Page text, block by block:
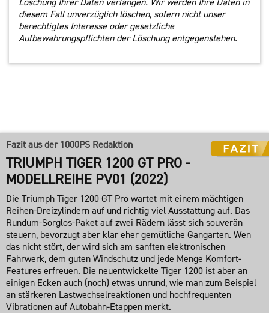
diesem Fall unverzüglich löschen, sofern nicht unser
berechtigtes Interesse oder gesetzliche
Aufbewahrungspflichten der Löschung entgegenstehen.
Fazit aus der 1000PS Redaktion
TRIUMPH TIGER 1200 GT PRO -
MODELLREIHE PV01 (2022)
Die Triumph Tiger 1200 GT Pro wartet mit einem mächtigen
Reihen-Dreizylindern auf und richtig viel Ausstattung auf. Das
Rundum-Sorglos-Paket auf zwei Rädern lässt sich souverän
steuern, bevorzugt aber klar eher gemütliche Gangarten. Wen
das nicht stört, der wird sich am sanften elektronischen
Fahrwerk, dem guten Windschutz und jede Menge Komfort-
Features erfreuen. Die neuentwickelte Tiger 1200 ist aber an
einigen Ecken auch (noch) etwas unrund, wie man zum Beispiel
an stärkeren Lastwechselreaktionen und hochfrequenten
Vibrationen auf Autobahn-Etappen merkt.